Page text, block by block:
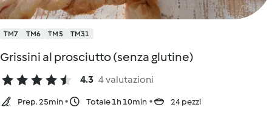
TM7 TM6 TM5 TM31
Grissini al prosciutto (senza glutine)
4.3 4 valutazioni
Prep. 25min Totale 1h 10min 24 pezzi